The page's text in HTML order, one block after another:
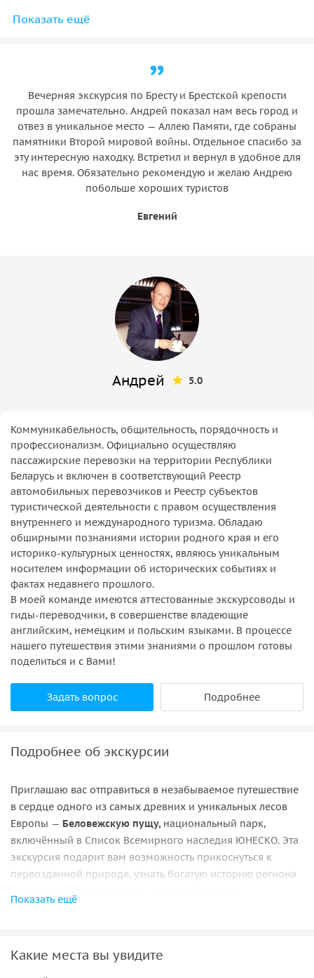
Прокат вело и электро
Показать ещё
Вечерняя экскурсия по Бресту и Брестской крепости
прошла замечательно. Андрей показал нам весь город и
отвез в уникальное место — Аллею Памяти, где собраны
памятники Второй мировой войны. Отдельное спасибо за
эту интересную находку. Встретил и вернул в удобное для
нас время. Обязательно рекомендую и желаю Андрею
побольше хороших туристов
Евгений
Андрей 5.0
Коммуникабельность, общительность, порядочность и
профессионализм. Официально осуществляю
пассажирские перевозки на территории Республики
Беларусь и включен в соответствующий Реестр
автомобильных перевозчиков и Реестр субъектов
туристической деятельности с правом осуществления
внутреннего и международного туризма. Обладаю
обширными познаниями истории родного края и его
историко-культурных ценностях, являюсь уникальным
носителем информации об исторических событиях и
фактах недавнего прошлого.
В моей команде имеются аттестованные экскурсоводы и
гиды-переводчики, в совершенстве владеющие
английским, немецким и польским языками. В процессе
нашего путешествия этими знаниями о прошлом готовы
поделиться и с Вами!
Задать вопрос Подробнее
Подробнее об экскурсии
Приглашаю вас отправиться в незабываемое путешествие
в сердце одного из самых древних и уникальных лесов
Европы — Беловежскую пущу, национальный парк,
включённый в Список Всемирного наследия ЮНЕСКО. Эта
экскурсия подарит вам возможность прикоснуться к
первозданной природе, узнать богатую историю региона
побеседуем об интересных фактах не только
Показать ещё
Какие места вы увидите